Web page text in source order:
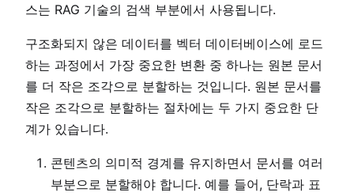
스는 RAG 기술의 검색 부분에서 사용됩니다.
구조화되지 않은 데이터를 벡터 데이터베이스에 로드
하는 과정에서 가장 중요한 변환 중 하나는 원본 문서
를 더 작은 조각으로 분할하는 것입니다. 원본 문서를
작은 조각으로 분할하는 절차에는 두 가지 중요한 단
계가 있습니다.
콘텐츠의 의미적 경계를 유지하면서 문서를 여러
부분으로 분할해야 합니다. 예를 들어, 단락과 표